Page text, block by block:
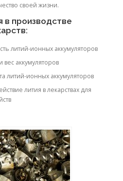
своей жизни.
в производстве
литий-ионных аккумуляторов
аккумуляторов
литий-ионных аккумуляторов
лития в лекарствах для